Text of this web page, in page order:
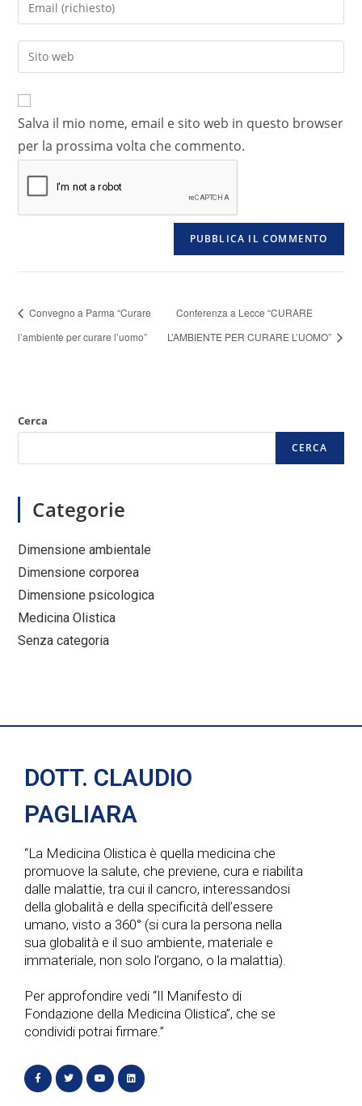
Salva il mio nome, email e sito web in questo browser
per la prossima volta che commento.
Convegno a Parma “Curare
l’ambiente per curare l’uomo”
Conferenza a Lecce “CURARE
L’AMBIENTE PER CURARE L’UOMO”
Cerca
CERCA
Categorie
Dimensione ambientale
Dimensione corporea
Dimensione psicologica
Medicina Olistica
Senza categoria
DOTT. CLAUDIO
PAGLIARA
“La Medicina Olistica è quella medicina che
promuove la salute, che previene, cura e riabilita
dalle malattie, tra cui il cancro, interessandosi
della globalità e della specificità dell’essere
umano, visto a 360° (si cura la persona nella
sua globalità e il suo ambiente, materiale e
immateriale, non solo l’organo, o la malattia).
Per approfondire vedi “Il Manifesto di
Fondazione della Medicina Olistica”, che se
condividi potrai firmare.”